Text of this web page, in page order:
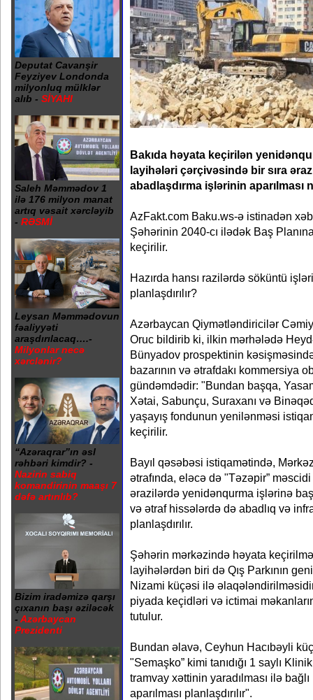
Deputat Cavanşir
Feyziyev Londonda
milyonluq mülklər
alıb - SİYAHI
Saleh Məmmədov 1
ilə 176 milyon manat
artıq vəsait xərcləyib
- RƏSMİ
Leysan Məmmədovun
fəaliyyəti
araşdırılacaq….-
Milyonlar necə
xərclənir?
“Azəraqrar”ın əsl
rəhbəri kimdir? -
Nazirin sabiq
komandirinin maaşı 7
dəfə artırılıb?
Bizim iradəmizə qarşı
çıxanın başı əziləcək
- Azərbaycan
Prezidenti
Bakıda həyata keçirilən
layihələri çərçivəsində bir sıra
abadlaşdırma işlərinin aparılması
AzFakt.com Baku.ws-ə istinadən
Şəhərinin 2040-cı ilədək Baş
keçirilir.
Hazırda hansı razilərdə söküntü
planlaşdırılır?
Azərbaycan Qiymətləndiricilər
Oruc bildirib ki, ilkin mərhələdə
Bünyadov prospektinin
bazarının və ətrafdakı kommersiya
gündəmdədir: "Bundan başqa,
Xətai, Sabunçu, Suraxanı və
yaşayış fondunun yenilənməsi
keçirilir.
Bayıl qəsəbəsi istiqamətində,
ətrafında, eləcə də "Təzəpir” məscidi
ərazilərdə yenidənqurma işlərinə
və ətraf hissələrdə də abadlıq və
planlaşdırılır.
Şəhərin mərkəzində həyata
layihələrdən biri də Qış Parkının
Nizami küçəsi ilə
piyada keçidləri və ictimai
tutulur.
Bundan əlavə, Ceyhun Hacıbəyli
"Semaşko” kimi tanıdığı 1 saylı
tramvay xəttinin yaradılması ilə
aparılması planlaşdırılır".